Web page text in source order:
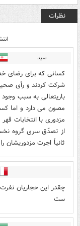
نظرات
سید
کسانی که برای رضای
شرکت کردند و رأی
باریتعالی به سبب
مصون می دارد و اما
مزدوری با انتخابات
از تصدّق سری گروه
ثانیاً اجرت مزدوریشان
چقدر این حجاریان
ست